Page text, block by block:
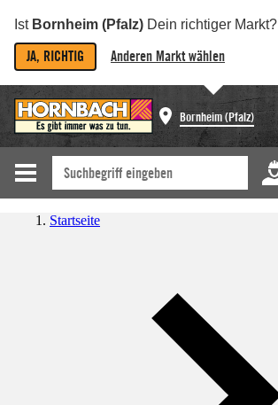
Ist Bornheim (Pfalz) Dein richtiger Markt?
JA, RICHTIG Anderen Markt wählen
Bornheim (Pfalz)
Startseite